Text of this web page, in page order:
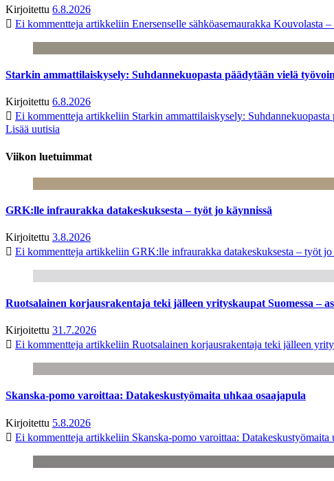
Kirjoitettu 6.8.2026
Ei kommentteja artikkeliin Enersenselle sähköasemaurakka Kouvolasta
Starkin ammattilaiskysely: Suhdannekuopasta päädytään vielä
Kirjoitettu 6.8.2026
Ei kommentteja artikkeliin Starkin ammattilaiskysely:
Lisää uutisia
Viikon luetuimmat
GRK:lle infraurakka datakeskuksesta – työt jo käynnissä
Kirjoitettu 3.8.2026
Ei kommentteja artikkeliin GRK:lle infraurakka datakeskuksesta – työt jo
Ruotsalainen korjausrakentaja teki jälleen yrityskaupat Suomessa –
Kirjoitettu 31.7.2026
Ei kommentteja artikkeliin Ruotsalainen korjausrakentaja teki jälleen
Skanska-pomo varoittaa: Datakeskustyömaita uhkaa osaajapula
Kirjoitettu 5.8.2026
Ei kommentteja artikkeliin Skanska-pomo varoittaa: Datakeskustyömaita